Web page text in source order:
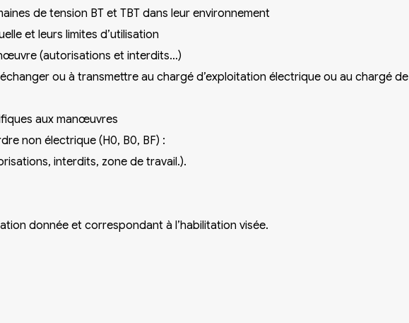
de tension BT et TBT dans leur environnement
et leurs limites d’utilisation
(autorisations et interdits…)
ou à transmettre au chargé d’exploitation électrique ou au chargé de
aux manœuvres
non électrique (H0, B0, BF) :
interdits, zone de travail.).
donnée et correspondant à l’habilitation visée.